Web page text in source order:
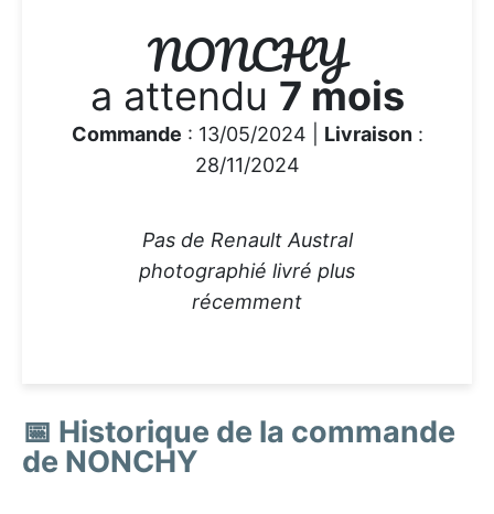
NONCHY
a attendu 7 mois
Commande : 13/05/2024 | Livraison:
28/11/2024
Pas de Renault Austral
photographié livré plus
récemment
📅 Historique de la commande
de NONCHY